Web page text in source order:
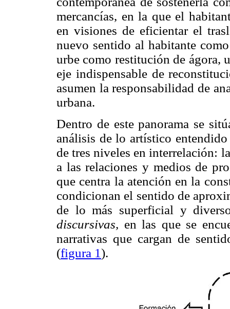
mercancías, en la que el
en visiones de eficientar el
nuevo sentido al habitante
urbe como restitución de ágora,
eje indispensable de
asumen la responsabilidad de
urbana.
Dentro de este panorama se
análisis de lo artístico
de tres niveles en interrelación:
a las relaciones y medios de
que centra la atención en la
condicionan el sentido de
de lo más superficial y
discursivas, en las que se
narrativas que cargan de
(figura 1).